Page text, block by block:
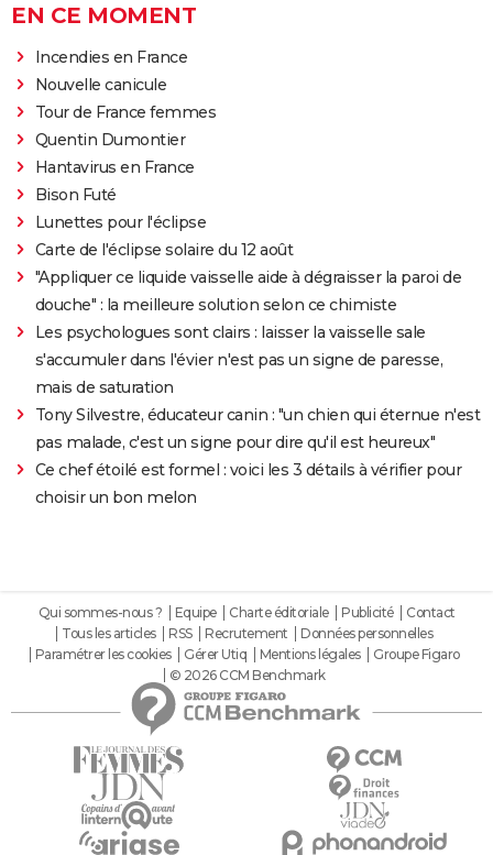
EN CE MOMENT
Incendies en France
Nouvelle canicule
Tour de France femmes
Quentin Dumontier
Hantavirus en France
Bison Futé
Lunettes pour l'éclipse
Carte de l'éclipse solaire du 12 août
"Appliquer ce liquide vaisselle aide à dégraisser la paroi de
douche" : la meilleure solution selon ce chimiste
Les psychologues sont clairs : laisser la vaisselle sale
s'accumuler dans l'évier n'est pas un signe de paresse,
mais de saturation
Tony Silvestre, éducateur canin : "un chien qui éternue n'est
pas malade, c'est un signe pour dire qu'il est heureux"
Ce chef étoilé est formel : voici les 3 détails à vérifier pour
choisir un bon melon
Qui sommes-nous ? Equipe Charte éditoriale Publicité
Contact
Tous les articles
RSS Recrutement
Données personnelles
Paramétrer les cookies
Gérer Utiq Mentions légales
Groupe Figaro
© 2026 CCM Benchmark